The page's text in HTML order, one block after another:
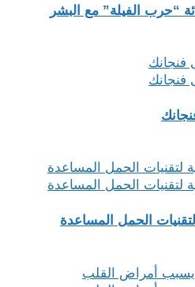
“حرب الفيلة” مع البشر
لتقنيات الحمل المساعدة